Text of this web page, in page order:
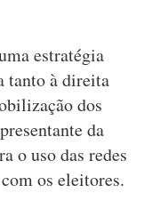
estratégia
tanto à direita
dos
da
o uso das redes
os eleitores.